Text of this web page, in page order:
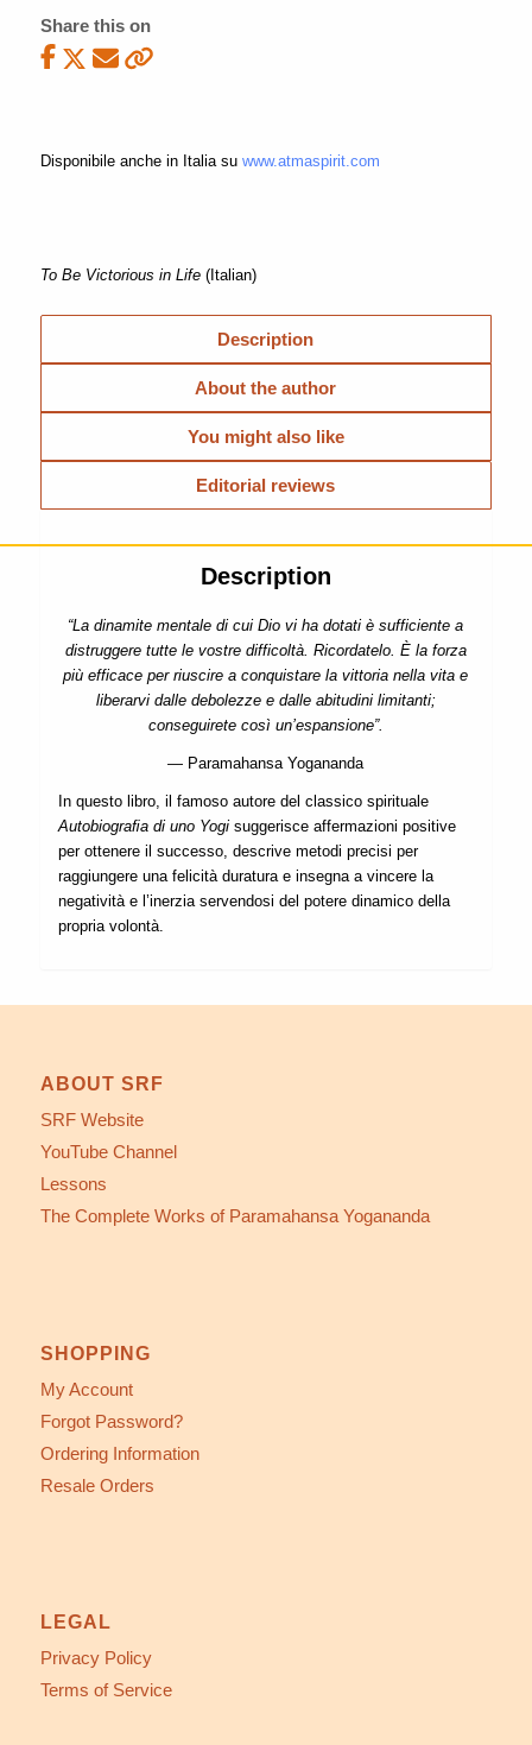
Share this on
Disponibile anche in Italia su www.atmaspirit.com
To Be Victorious in Life(Italian)
Description
About the author
You might also like
Editorial reviews
Description
“La dinamite mentale di cui Dio vi ha dotati è sufficiente a
distruggere tutte le vostre difficoltà. Ricordatelo. È la forza
più efficace per riuscire a conquistare la vittoria nella vita e
liberarvi dalle debolezze e dalle abitudini limitanti;
conseguirete così un’espansione”.
— Paramahansa Yogananda
In questo libro, il famoso autore del classico spirituale
Autobiograﬁa di uno Yogisuggerisce affermazioni positive
per ottenere il successo, descrive metodi precisi per
raggiungere una felicità duratura e insegna a vincere la
negatività e l’inerzia servendosi del potere dinamico della
propria volontà.
ABOUT SRF
SRF Website
YouTube Channel
Lessons
The Complete Works of Paramahansa Yogananda
SHOPPING
My Account
Forgot Password?
Ordering Information
Resale Orders
LEGAL
Privacy Policy
Terms of Service